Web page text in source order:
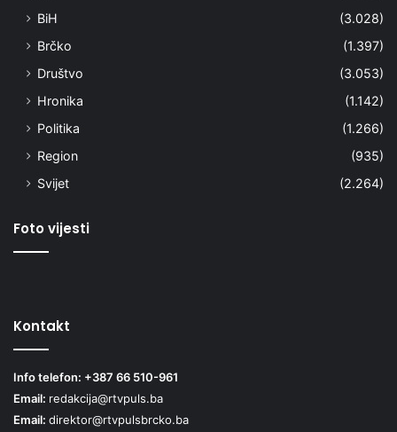
BiH
(3.028)
Brčko
(1.397)
Društvo
(3.053)
Hronika
(1.142)
Politika
(1.266)
Region
(935)
Svijet
(2.264)
Foto vijesti
Kontakt
Info telefon: +387 66 510-961
Email: redakcija@rtvpuls.ba
Email: direktor@rtvpulsbrcko.ba